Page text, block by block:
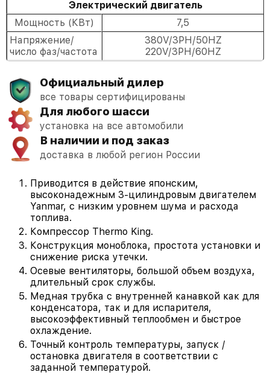
Электрический двигатель
Мощность (КВт)
7,5
Напряжение/
число фаз/частота
380V/3PH/50HZ
220V/3PH/60HZ
Официальный дилер
все товары сертифицированы
Для любого шасси
установка на все автомобили
В наличии и под заказ
доставка в любой регион России
Приводится в действие японским,
высоконадежным 3-цилиндровым двигателем
Yanmar, с низким уровнем шума и расхода
топлива.
Компрессор Thermo King.
Конструкция моноблока, простота установки и
снижение риска утечки.
Осевые вентиляторы, большой объем воздуха,
длительный срок службы.
Медная трубка с внутренней канавкой как для
конденсатора, так и для испарителя,
высокоэффективный теплообмен и быстрое
охлаждение.
Точный контроль температуры, запуск /
остановка двигателя в соответствии с
заданной температурой.